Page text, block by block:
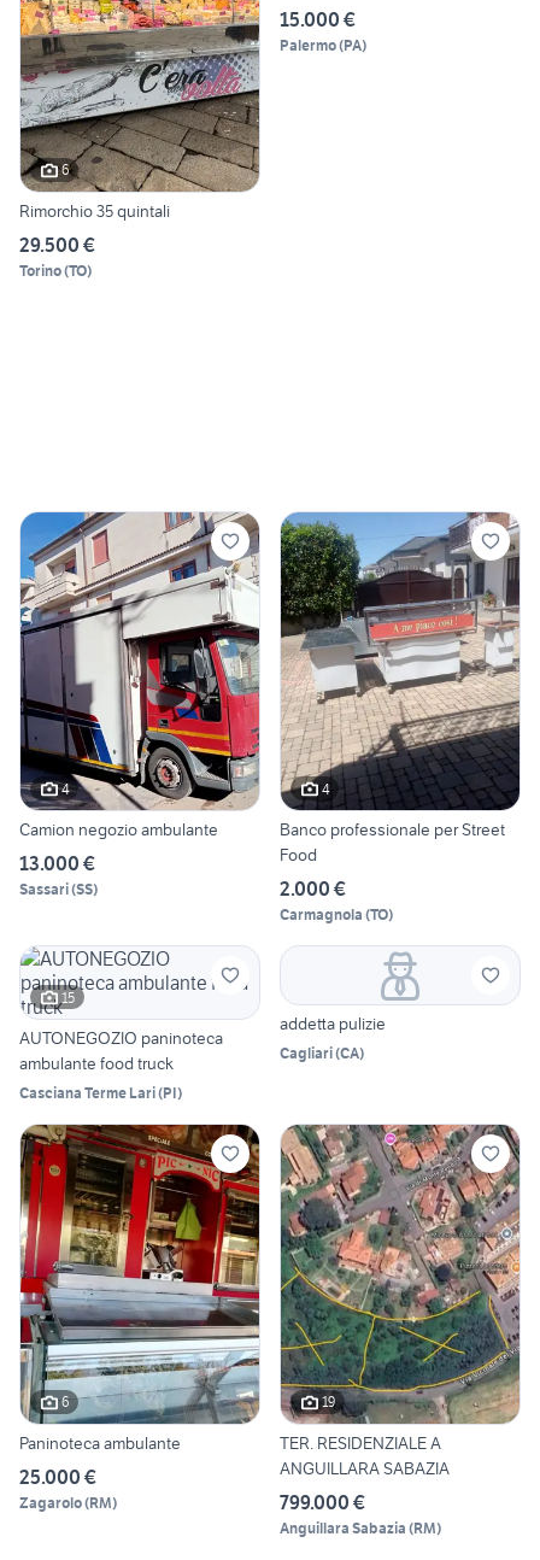
6
Rimorchio 35 quintali
29.500 €
Torino(TO)
15.000 €
Palermo(PA)
4
Camion negozio ambulante
13.000 €
Sassari(SS)
4
Banco professionale per Street
Food
2.000 €
Carmagnola (TO)
15
AUTONEGOZIO paninoteca
ambulante food truck
Casciana Terme Lari(PI)
addetta pulizie
Cagliari(CA)
6
Paninoteca ambulante
25.000 €
Zagarolo(RM)
19
TER. RESIDENZIALE A
ANGUILLARA SABAZIA
799.000 €
Anguillara Sabazia (RM)